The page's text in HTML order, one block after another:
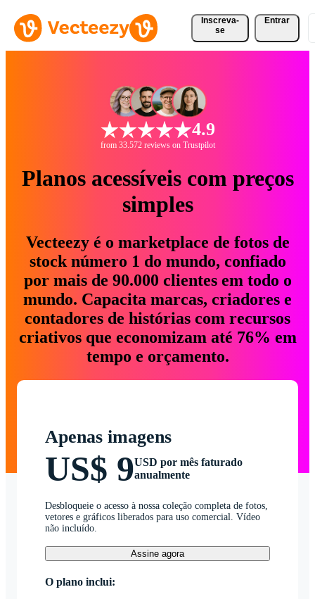
Inscreva-
se
Entrar
4.9
from 33.572 reviews on Trustpilot
Planos acessíveis com preços
simples
Vecteezy é o marketplace de fotos de
stock número 1 do mundo, confiado
por mais de 90.000 clientes em todo o
mundo. Capacita marcas, criadores e
contadores de histórias com recursos
criativos que economizam até 76% em
tempo e orçamento.
Apenas imagens
US$ 9USD por mês faturado
anualmente
Desbloqueie o acesso à nossa coleção completa de fotos,
vetores e gráficos liberados para uso comercial. Vídeo
não incluído.
Assine agora
O plano inclui: